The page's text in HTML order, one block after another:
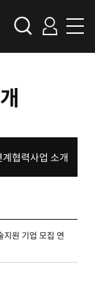
계협력사업 소개
지원 기업 모집 연